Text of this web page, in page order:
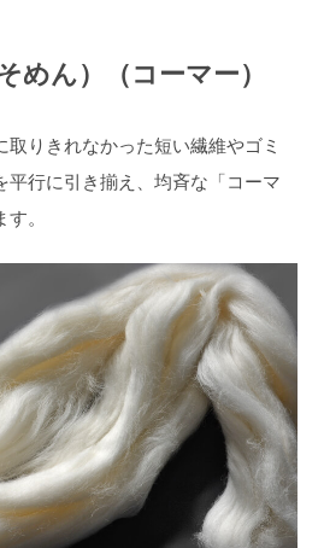
めん）（コーマー）
取りきれなかった短い繊維やゴミ
平行に引き揃え、均斉な「コーマ
。